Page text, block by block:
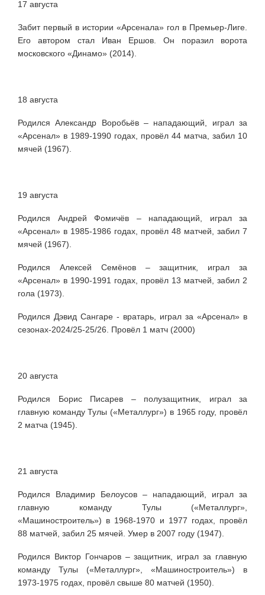
17 августа
Забит первый в истории «Арсенала» гол в Премьер-Лиге.
Его автором стал Иван Ершов. Он поразил ворота
московского «Динамо» (2014).
18 августа
Родился Александр Воробьёв – нападающий, играл за
«Арсенал» в 1989-1990 годах, провёл 44 матча, забил 10
мячей (1967).
19 августа
Родился Андрей Фомичёв – нападающий, играл за
«Арсенал» в 1985-1986 годах, провёл 48 матчей, забил 7
мячей (1967).
Родился Алексей Семёнов – защитник, играл за
«Арсенал» в 1990-1991 годах, провёл 13 матчей, забил 2
гола (1973).
Родился Дэвид Сангаре - вратарь, играл за «Арсенал» в
сезонах-2024/25-25/26. Провёл 1 матч (2000)
20 августа
Родился Борис Писарев – полузащитник, играл за
главную команду Тулы («Металлург») в 1965 году, провёл
2 матча (1945).
21 августа
Родился Владимир Белоусов – нападающий, играл за
главную команду Тулы («Металлург»,
«Машиностроитель») в 1968-1970 и 1977 годах, провёл
88 матчей, забил 25 мячей. Умер в 2007 году (1947).
Родился Виктор Гончаров – защитник, играл за главную
команду Тулы («Металлург», «Машиностроитель») в
1973-1975 годах, провёл свыше 80 матчей (1950).